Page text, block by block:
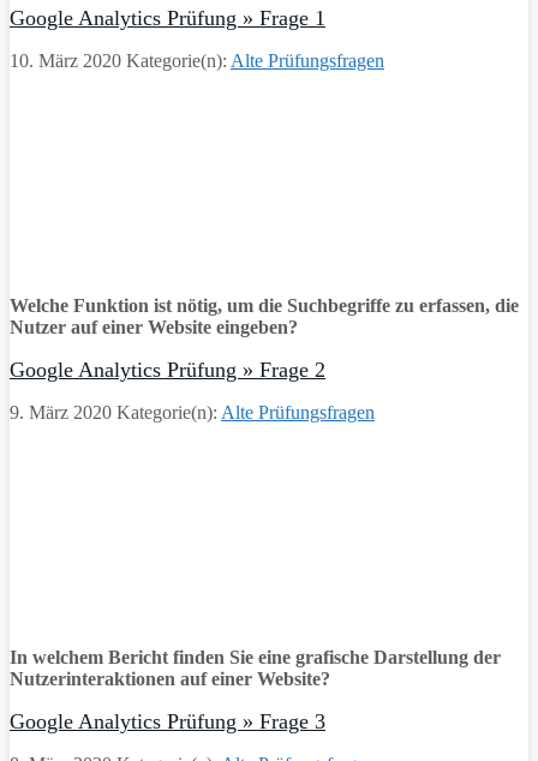
Google Analytics Prüfung » Frage 1
10. März 2020 Kategorie(n): Alte Prüfungsfragen
Welche Funktion ist nötig, um die Suchbegriffe zu erfassen, die
Nutzer auf einer Website eingeben?
Google Analytics Prüfung » Frage 2
9. März 2020 Kategorie(n): Alte Prüfungsfragen
In welchem Bericht finden Sie eine grafische Darstellung der
Nutzerinteraktionen auf einer Website?
Google Analytics Prüfung » Frage 3